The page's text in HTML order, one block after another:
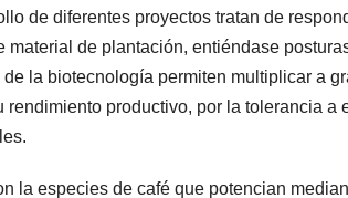
de diferentes proyectos tratan de
material de plantación, entiéndase
la biotecnología permiten multiplicar a
productivo, por la tolerancia a
la especies de café que potencian